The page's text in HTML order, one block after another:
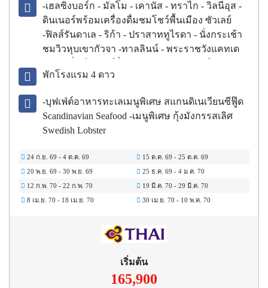
-เฮลซิงบอร์ก - มัลโม - เคานัส - ทราไก - วิลนีอุส -
ดินเนอร์พร้อมเครื่องดื่มชมโชว์พื้นเมือง ซัวเลย์
-ฟิลส์รันดาเล - ริก้า - ปราสาททูไรดา - นั่งกระเช้า
ชมวิวหุบเขากัวจา -ทาลลินน์ - พระราชวังแคทเด
- สต๊อคโฮล์ม - ล่องเรือชมเมืองสต๊อกโฮล์ม - ซิก
พักโรงแรม 4 ดาว
-บุฟเฟ่ต์อาหารทะเลเมนูพิเศษ สแกนดิเนเวียนซีฟู๊ด
Scandinavian Seafood -เมนูพิเศษ กุ้งมังกรรสเลิศ
Swedish Lobster
24 ก.ย. 69 - 4 ต.ค. 69 15 ต.ค. 69 - 25 ต.ค. 69
20 พ.ย. 69 - 30 พ.ย. 69 25 ธ.ค. 69 - 4 ม.ค. 70
12 ก.พ. 70 - 22 ก.พ. 70 19 มี.ค. 70 - 29 มี.ค. 70
8 เม.ย. 70 - 18 เม.ย. 70 30 เม.ย. 70 - 10 พ.ค. 70
เริ่มต้น
165,900